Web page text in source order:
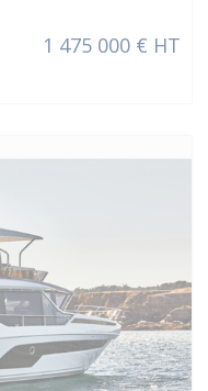
1 475 000 € HT